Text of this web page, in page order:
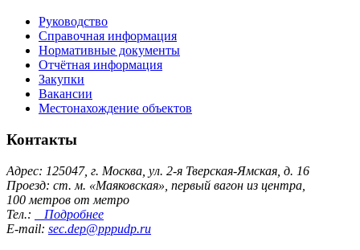
Руководство
Справочная информация
Нормативные документы
Отчётная информация
Закупки
Вакансии
Местонахождение объектов
Контакты
Адрес: 125047, г. Москва, ул. 2-я Тверская-Ямская, д. 16
Проезд: ст. м. «Маяковская», первый вагон из центра,
100 метров от метро
Тел.:
Подробнее
E-mail: sec.dep@pppudp.ru